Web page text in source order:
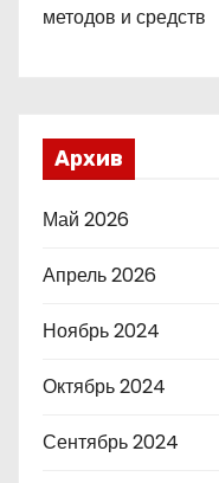
методов и средств
Архив
Май 2026
Апрель 2026
Ноябрь 2024
Октябрь 2024
Сентябрь 2024